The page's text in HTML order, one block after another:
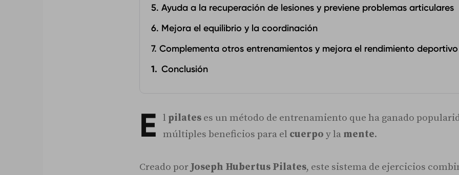
5. Ayuda a la recuperación de lesiones y previene problemas articulares
6. Mejora el equilibrio y la coordinación
7. Complementa otros entrenamientos y mejora el rendimiento deportivo
Conclusión
E l pilates es un método de entrenamiento que ha ganado
múltiples beneficios para el cuerpo y la mente.
Creado por Joseph Hubertus Pilates, este sistema de ejercicios